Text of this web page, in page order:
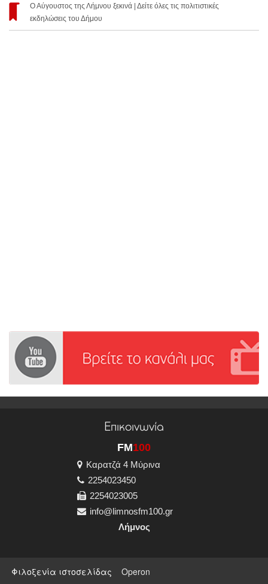
Ο Αύγουστος της Λήμνου ξεκινά | Δείτε όλες τις πολιτιστικές
εκδηλώσεις του Δήμου
Επικοινωνία
FM100
Καρατζά 4 Μύρινα
2254023450
2254023005
info@limnosfm100.gr
Λήμνος
Φιλοξενία ιστοσελίδας Operon